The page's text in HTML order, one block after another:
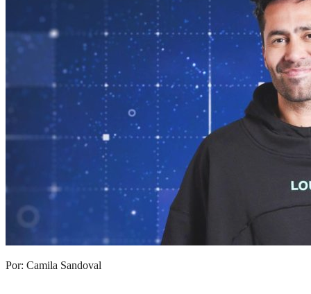
Por: Camila Sandoval